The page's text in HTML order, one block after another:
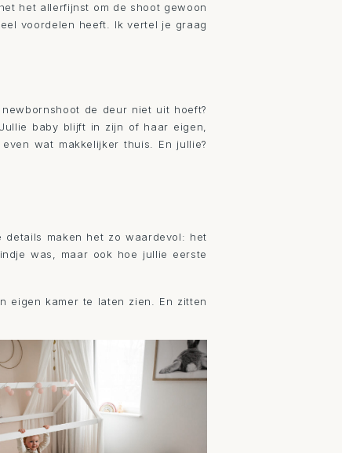
het allerfijnst om de shoot gewoon
voordelen heeft. Ik vertel je graag
de deur niet uit hoeft?
baby blijft in zijn of haar eigen,
wat makkelijker thuis. En jullie?
maken het zo waardevol: het
was, maar ook hoe jullie eerste
eigen kamer te laten zien. En zitten